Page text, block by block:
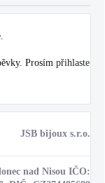
Prosím přihlaste
JSB bijoux s.r.o.
nad Nisou IČO: